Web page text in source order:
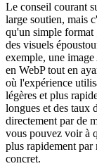
Le conseil courant
large soutien, mais
qu'un simple format
des visuels
exemple, une
en WebP tout en
où l'expérience
légères et plus
longues et des taux
directement par de
vous pouvez voir à
plus rapidement par
concret.